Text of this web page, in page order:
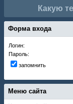
Какую
Форма входа
Логин:
Пароль:
запомнить
Меню сайта